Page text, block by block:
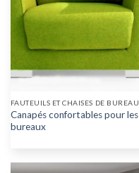
FAUTEUILS ET CHAISES DE BUREAU
Canapés confortables pour les
bureaux